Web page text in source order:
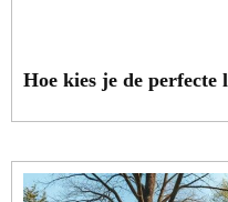
Hoe kies je de perfecte